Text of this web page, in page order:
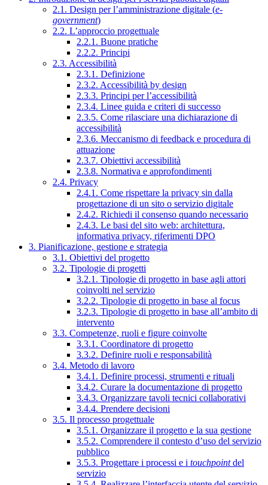
2.1. Design per l’amministrazione digitale (e-
government)
2.2. L’approccio progettuale
2.2.1. Buone pratiche
2.2.2. Principi
2.3. Accessibilità
2.3.1. Definizione
2.3.2. Accessibilità by design
2.3.3. Principi per l’accessibilità
2.3.4. Linee guida e criteri di successo
2.3.5. Come rilasciare una dichiarazione di
accessibilità
2.3.6. Meccanismo di feedback e procedura di
attuazione
2.3.7. Obiettivi accessibilità
2.3.8. Normativa e approfondimenti
2.4. Privacy
2.4.1. Come rispettare la privacy sin dalla
progettazione di un sito o servizio digitale
2.4.2. Richiedi il consenso quando necessario
2.4.3. Le basi del sito web: architettura,
informativa privacy, riferimenti DPO
3. Pianificazione, gestione e strategia
3.1. Obiettivi del progetto
3.2. Tipologie di progetti
3.2.1. Tipologie di progetto in base agli attori
coinvolti nel servizio
3.2.2. Tipologie di progetto in base al focus
3.2.3. Tipologie di progetto in base all’ambito di
intervento
3.3. Competenze, ruoli e figure coinvolte
3.3.1. Coordinatore di progetto
3.3.2. Definire ruoli e responsabilità
3.4. Metodo di lavoro
3.4.1. Definire processi, strumenti e rituali
3.4.2. Curare la documentazione di progetto
3.4.3. Organizzare tavoli tecnici collaborativi
3.4.4. Prendere decisioni
3.5. Il processo progettuale
3.5.1. Organizzare il progetto e la sua gestione
3.5.2. Comprendere il contesto d’uso del servizio
pubblico
3.5.3. Progettare i processi e i touchpointdel
servizio